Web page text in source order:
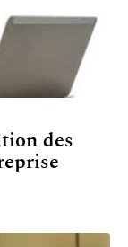
des